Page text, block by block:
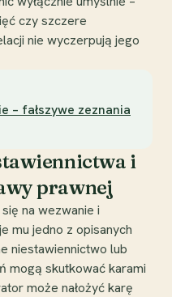
czy szczere
nie wyczerpują jego
– fałszywe zeznania
i
prawnej
na wezwanie i
mu jedno z opisanych
niestawiennictwo lub
mogą skutkować karami
może nałożyć karę